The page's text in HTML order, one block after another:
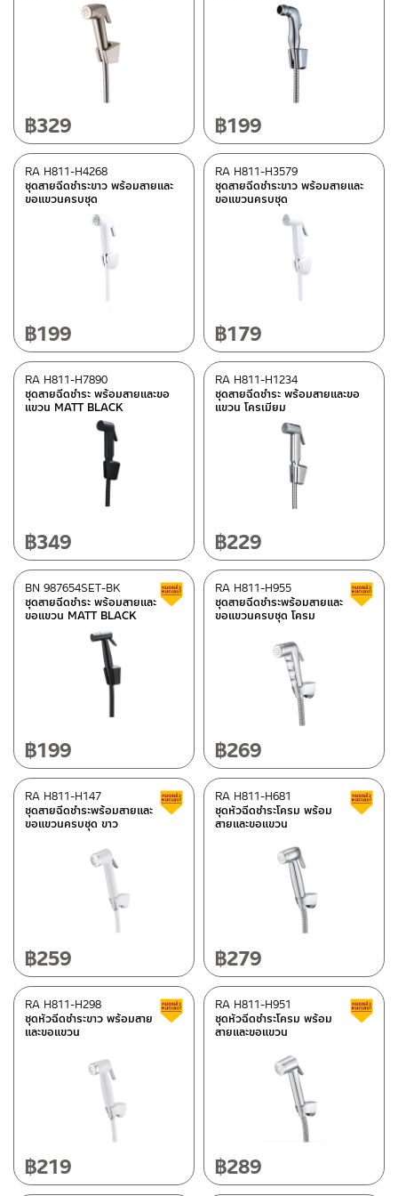
Rasland-Fittings
REVERSE COLLECTION
สถานะสินค้า
สถานะสินค้าขายปกติ(9)
สินค้าลดราคา เคลียร์สต็อก
฿329 ฿199
ชุดสายฉีดชำระขาว พร้อมสายและ
ขอแขวนครบชุด
RA H811-H4268
฿199
ชุดสายฉีดชำระขาว พร้อมสายและ
ขอแขวนครบชุด
RA H811-H3579
฿179
ชุดสายฉีดชำระ พร้อมสายและขอ
แขวน MATT BLACK
RA H811-H7890
฿349
ชุดสายฉีดชำระ พร้อมสายและขอ
แขวน โครเมียม
RA H811-H1234
฿229
ชุดสายฉีดชำระ พร้อมสายและ
ขอแขวน MATT BLACK
BN 987654SET-BK สินค้าลดราคา เคลียร์สต็อก
฿199
ชุดสายฉีดชำระพร้อมสายและ
ขอแขวนครบชุด โครม
RA H811-H955
฿269
ชุดสายฉีดชำระพร้อมสายและ
ขอแขวนครบชุด ขาว
RA H811-H147 สินค้าลดราคา เคลียร์สต็อก
฿259
ชุดหัวฉีดชำระโครม พร้อม
สายและขอแขวน
RA H811-H681
฿279
ชุดหัวฉีดชำระขาว พร้อมสาย
และขอแขวน
RA H811-H298 สินค้าลดราคา เคลียร์สต็อก
฿219
ชุดหัวฉีดชำระโครม พร้อม
สายและขอแขวน
RA H811-H951
฿289